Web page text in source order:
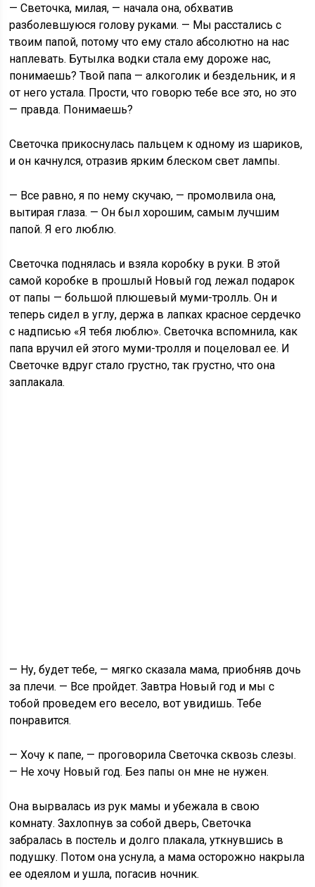
— Светочка, милая, — начала она, обхватив
разболевшуюся голову руками. — Мы расстались с
твоим папой, потому что ему стало абсолютно на нас
наплевать. Бутылка водки стала ему дороже нас,
понимаешь? Твой папа — алкоголик и бездельник, и я
от него устала. Прости, что говорю тебе все это, но это
— правда. Понимаешь?
Светочка прикоснулась пальцем к одному из шариков,
и он качнулся, отразив ярким блеском свет лампы.
— Все равно, я по нему скучаю, — промолвила она,
вытирая глаза. — Он был хорошим, самым лучшим
папой. Я его люблю.
Светочка поднялась и взяла коробку в руки. В этой
самой коробке в прошлый Новый год лежал подарок
от папы — большой плюшевый муми-тролль. Он и
теперь сидел в углу, держа в лапках красное сердечко
с надписью «Я тебя люблю». Светочка вспомнила, как
папа вручил ей этого муми-тролля и поцеловал ее. И
Светочке вдруг стало грустно, так грустно, что она
заплакала.
— Ну, будет тебе, — мягко сказала мама, приобняв дочь
за плечи. — Все пройдет. Завтра Новый год и мы с
тобой проведем его весело, вот увидишь. Тебе
понравится.
— Хочу к папе, — проговорила Светочка сквозь слезы.
— Не хочу Новый год. Без папы он мне не нужен.
Она вырвалась из рук мамы и убежала в свою
комнату. Захлопнув за собой дверь, Светочка
забралась в постель и долго плакала, уткнувшись в
подушку. Потом она уснула, а мама осторожно накрыла
ее одеялом и ушла, погасив ночник.